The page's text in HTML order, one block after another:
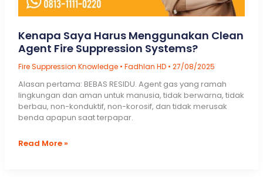
Kenapa Saya Harus Menggunakan Clean
Agent Fire Suppression Systems?
Fire Suppression Knowledge• Fadhlan HD • 27/08/2025
Alasan pertama: BEBAS RESIDU. Agent gas yang ramah
lingkungan dan aman untuk manusia, tidak berwarna, tidak
berbau, non-konduktif, non-korosif, dan tidak merusak
benda apapun saat terpapar.
Kenapa
Read More »